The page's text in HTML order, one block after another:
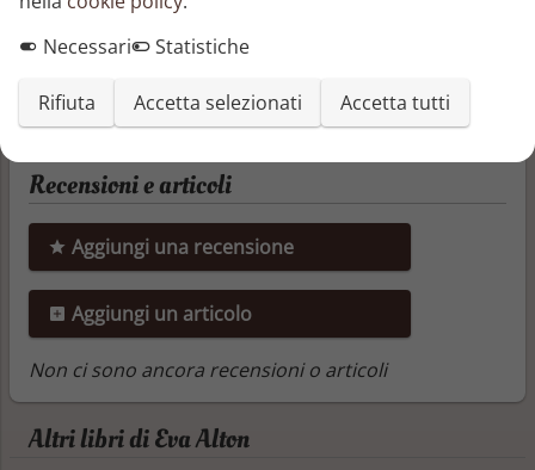
Condividi questo libro
Recensioni e articoli
Aggiungi una recensione
Aggiungi un articolo
Non ci sono ancora recensioni o articoli
Altri libri di Eva Alton
Necessari
Statistiche
Rifiuta Accetta selezionati Accetta tutti